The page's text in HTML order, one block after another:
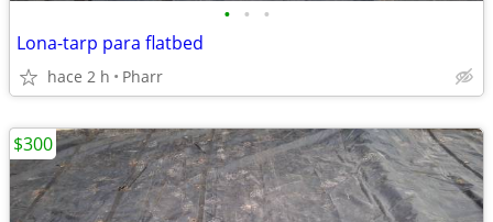
• • •
Lona-tarp para flatbed
hace 2 h Pharr
$300